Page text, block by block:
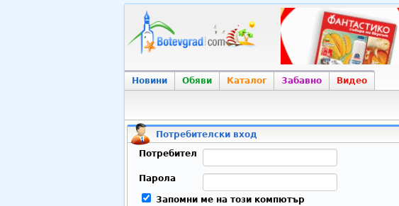
Новини Обяви Каталог Забавно Видео
Потребителски вход
Потребител
Парола
Запомни ме на този компютър